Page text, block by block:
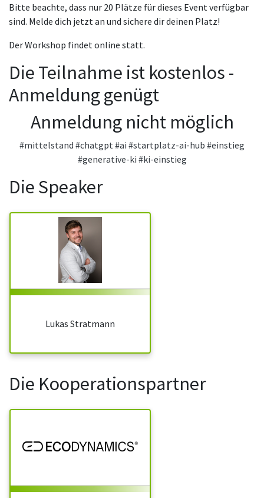
Bitte beachte, dass nur 20 Plätze für dieses Event verfügbar
sind. Melde dich jetzt an und sichere dir deinen Platz!
Der Workshop findet online statt.
Die Teilnahme ist kostenlos -
Anmeldung genügt
Anmeldung nicht möglich
#mittelstand #chatgpt #ai #startplatz-ai-hub #einstieg
#generative-ki #ki-einstieg
Die Speaker
Lukas Stratmann
Die Kooperationspartner